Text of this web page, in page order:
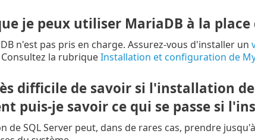
je peux utiliser MariaDB à la place
n'est pas pris en charge. Assurez-vous d'installer un
la rubriqueInstallation et configuration de
difficile de savoir si l'installation de
puis-je savoir ce qui se passe si
de SQL Server peut, dans de rares cas, prendre